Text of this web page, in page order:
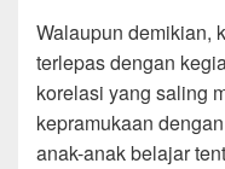
Walaupun demikian,
terlepas dengan
korelasi yang saling
kepramukaan
anak-anak belajar